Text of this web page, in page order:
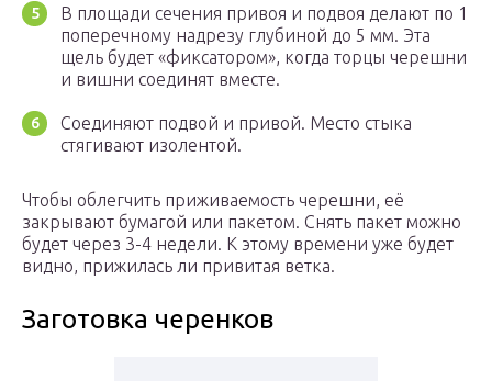
В площади сечения привоя и подвоя делают по 1
поперечному надрезу глубиной до 5 мм. Эта
щель будет «фиксатором», когда торцы черешни
и вишни соединят вместе.
Соединяют подвой и привой. Место стыка
стягивают изолентой.
Чтобы облегчить приживаемость черешни, её
закрывают бумагой или пакетом. Снять пакет можно
будет через 3-4 недели. К этому времени уже будет
видно, прижилась ли привитая ветка.
Заготовка черенков